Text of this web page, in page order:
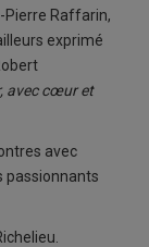
Pierre Raffarin,
exprimé
avec cœur et
avec
passionnants